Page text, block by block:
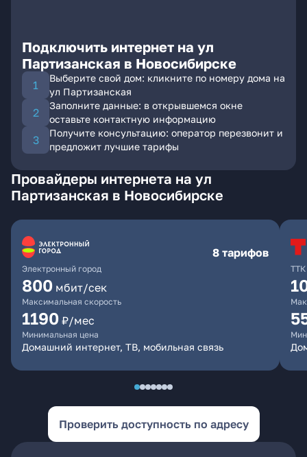
Подключить интернет на ул
Партизанская в Новосибирске
Выберите свой дом: кликните по номеру дома на
ул Партизанская
Заполните данные: в открывшемся окне
оставьте контактную информацию
Получите консультацию: оператор перезвонит и
предложит лучшие тарифы
Провайдеры интернета на ул
Партизанская в Новосибирске
Электронный город
8 тарифов
800 мбит/сек
Максимальная скорость
1190 ₽/мес
Минимальная цена
Домашний интернет, ТВ, мобильная связь
ТТК
Проверить доступность по адресу